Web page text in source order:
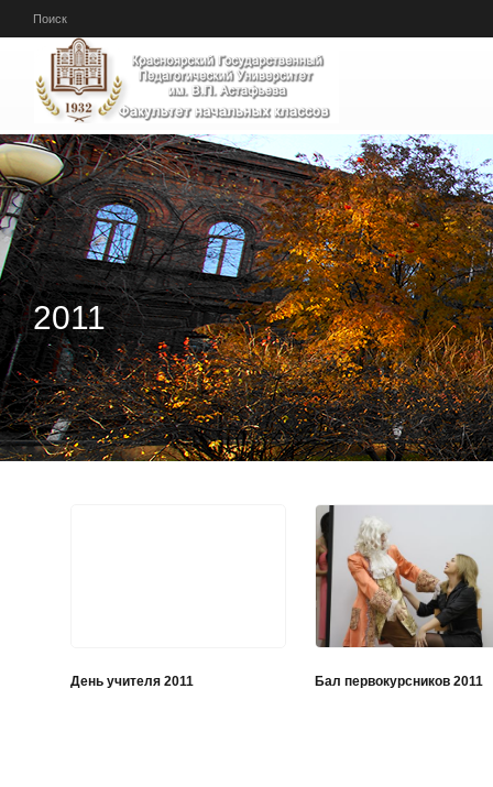
Поиск
2011
День учителя 2011 Бал первокурсников 2011